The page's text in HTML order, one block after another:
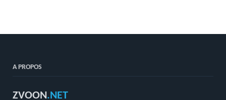
A PROPOS
ZVOON.NET